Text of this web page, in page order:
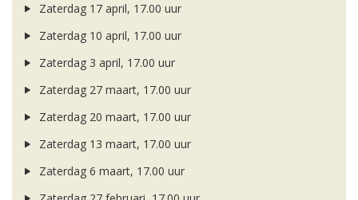
Zaterdag 17 april, 17.00 uur
Zaterdag 10 april, 17.00 uur
Zaterdag 3 april, 17.00 uur
Zaterdag 27 maart, 17.00 uur
Zaterdag 20 maart, 17.00 uur
Zaterdag 13 maart, 17.00 uur
Zaterdag 6 maart, 17.00 uur